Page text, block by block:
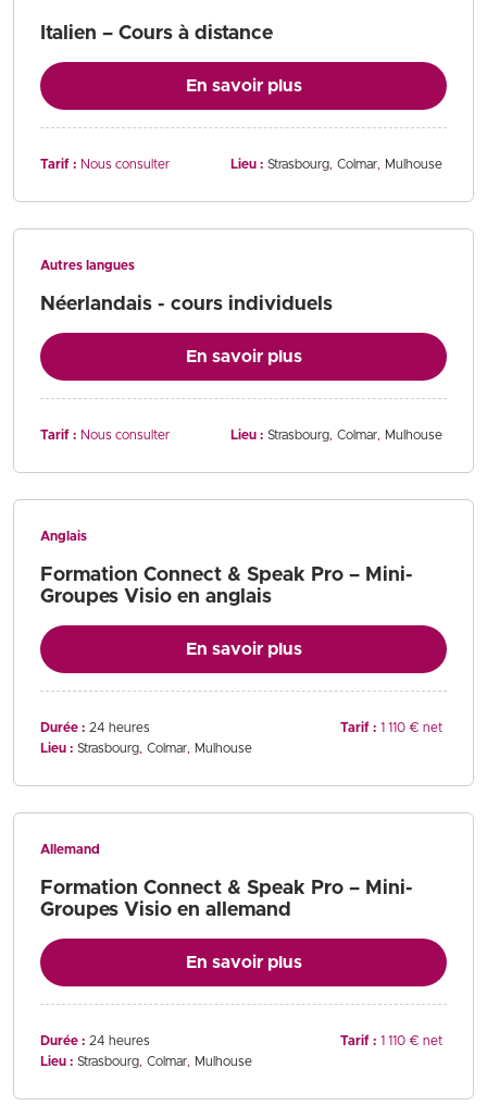
Italien – Cours à distance
En savoir plus
Tarif : Nous consulter Lieu : Strasbourg Colmar Mulhouse
Autres langues
Néerlandais - cours individuels
En savoir plus
Tarif : Nous consulter Lieu : Strasbourg Colmar Mulhouse
Anglais
Formation Connect & Speak Pro – Mini-
Groupes Visio en anglais
En savoir plus
Durée : 24 heures Tarif : 1 110 € net
Lieu : Strasbourg Colmar Mulhouse
Allemand
Formation Connect & Speak Pro – Mini-
Groupes Visio en allemand
En savoir plus
Durée : 24 heures Tarif : 1 110 € net
Lieu : Strasbourg Colmar Mulhouse